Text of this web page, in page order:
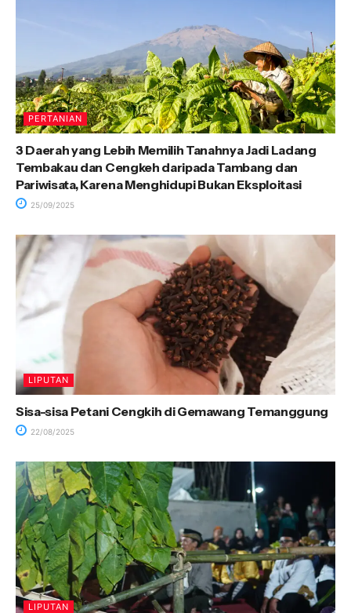
PERTANIAN
3 Daerah yang Lebih Memilih Tanahnya Jadi Ladang
Tembakau dan Cengkeh daripada Tambang dan
Pariwisata, Karena Menghidupi Bukan Eksploitasi
25/09/2025
LIPUTAN
Sisa-sisa Petani Cengkih di Gemawang Temanggung
22/08/2025
LIPUTAN